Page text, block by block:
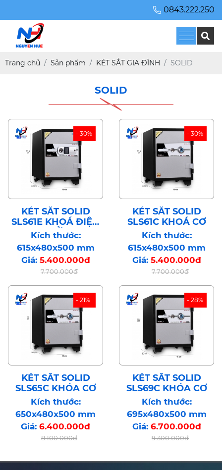
0843.222.250
Trang chủ Sản phẩm KÉT SẮT GIA ĐÌNH SOLID
SOLID
- 30%
KÉT SẮT SOLID
SLS61E KHOÁ ĐIỆN
TỬ
Kích thước:
615x480x500 mm
Giá: 5.400.000đ
7.700.000đ
- 30%
KÉT SẮT SOLID
SLS61C KHOÁ CƠ
Kích thước:
615x480x500 mm
Giá: 5.400.000đ
7.700.000đ
- 21%
KÉT SẮT SOLID
SLS65C KHÓA CƠ
Kích thước:
650x480x500 mm
Giá: 6.400.000đ
8.100.000đ
- 28%
KÉT SẮT SOLID
SLS69C KHÓA CƠ
Kích thước:
695x480x500 mm
Giá: 6.700.000đ
9.300.000đ